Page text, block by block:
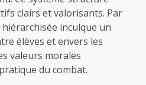
clairs et valorisants. Par
inculque un
élèves et envers les
valeurs morales
du combat.